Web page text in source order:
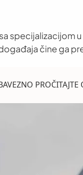
čine ga
PROČITAJTE